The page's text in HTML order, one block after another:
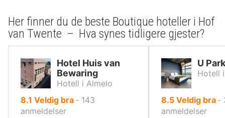
Her finner du de beste Boutique hoteller i Hof
van Twente – Hva synes tidligere gjester?
Hotel Huis van
Bewaring
Hotell i Almelo
8.1 av
10,
Veldig bra ‐ 143
anmeldelser
U
Hotell
8.5av
10,
Veldig bra ‐
anmeldelser